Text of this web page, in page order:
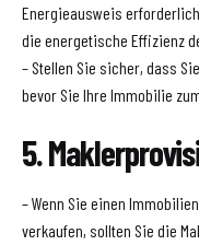
Energieausweis
die energetische Effizienz
– Stellen Sie sicher, dass
bevor Sie Ihre Immobilie
5.
– Wenn Sie einen
verkaufen, sollten Sie die